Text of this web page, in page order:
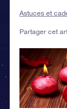
Astuces et
Partager cet